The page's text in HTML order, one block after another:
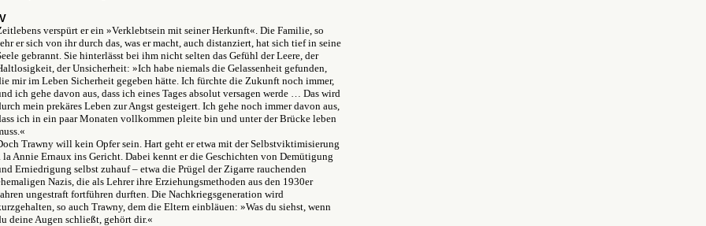
verspürt er ein »Verklebtsein mit seiner Herkunft«. Die Familie, so
er sich von ihr durch das, was er macht, auch distanziert, hat sich tief in seine
gebrannt. Sie hinterlässt bei ihm nicht selten das Gefühl der Leere, der
der Unsicherheit: »Ich habe niemals die Gelassenheit gefunden,
mir im Leben Sicherheit gegeben hätte. Ich fürchte die Zukunft noch immer,
ich gehe davon aus, dass ich eines Tages absolut versagen werde … Das wird
mein prekäres Leben zur Angst gesteigert. Ich gehe noch immer davon aus,
ich in ein paar Monaten vollkommen pleite bin und unter der Brücke leben
Trawny will kein Opfer sein. Hart geht er etwa mit der Selbstviktimisierung
la Annie Ernaux ins Gericht. Dabei kennt er die Geschichten von Demütigung
Erniedrigung selbst zuhauf – etwa die Prügel der Zigarre rauchenden
Nazis, die als Lehrer ihre Erziehungsmethoden aus den 1930er
ungestraft fortführen durften. Die Nachkriegsgeneration wird
so auch Trawny, dem die Eltern einbläuen: »Was du siehst, wenn
deine Augen schließt, gehört dir.«